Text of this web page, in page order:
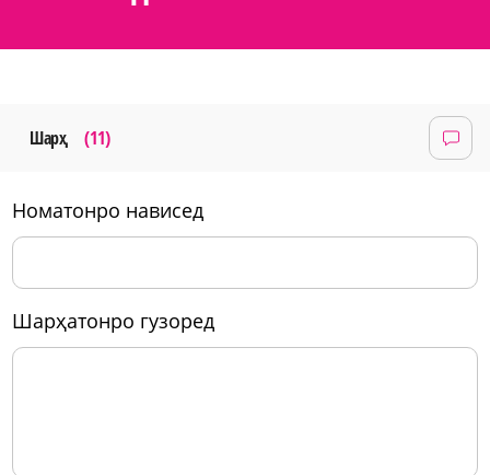
Шарҳ (11)
номатонро нависед
шарҳатонро гузоред